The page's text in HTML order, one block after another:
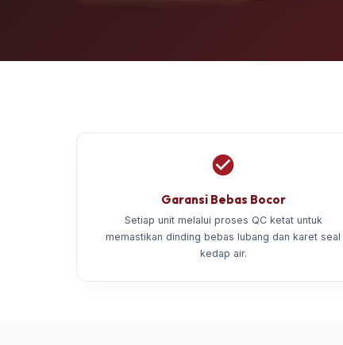
Garansi Bebas Bocor
Setiap unit melalui proses QC ketat untuk
memastikan dinding bebas lubang dan karet seal
kedap air.